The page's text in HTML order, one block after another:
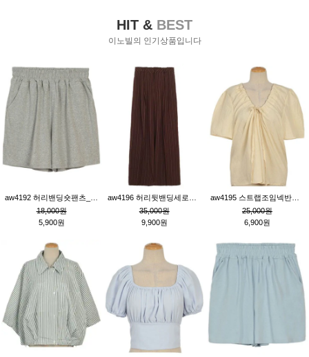
HIT & BEST
이노빌의 인기상품입니다
18,000원
5,900원
35,000원
9,900원
25,000원
6,900원